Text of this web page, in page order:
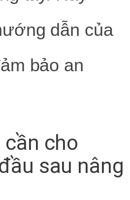
dẫn của
bảo an
cho
sau nâng